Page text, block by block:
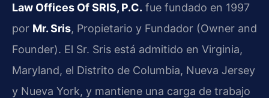
Law Offices Of SRIS, P.C. fue fundado en 1997
por Mr. Sris, Propietario y Fundador (Owner and
Founder). El Sr. Sris está admitido en Virginia,
Maryland, el Distrito de Columbia, Nueva Jersey
y Nueva York, y mantiene una carga de trabajo